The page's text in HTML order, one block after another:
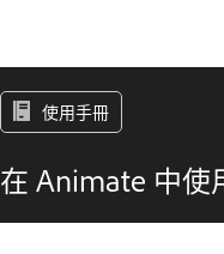
使用手冊
在 Animate 中使